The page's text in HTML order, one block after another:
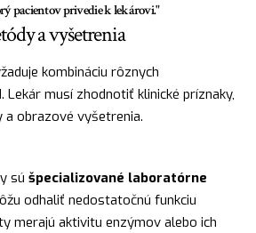
pacientov privedie k lekárovi."
a vyšetrenia
kombináciu rôznych
musí zhodnotiť klinické príznaky,
obrazové vyšetrenia.
sú špecializované laboratórne
odhaliť nedostatočnú funkciu
merajú aktivitu enzýmov alebo ich